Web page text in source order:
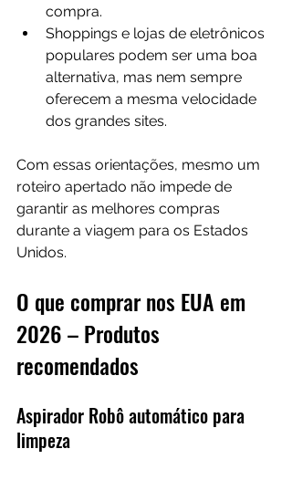
compra.
Shoppings e lojas de eletrônicos
populares podem ser uma boa
alternativa, mas nem sempre
oferecem a mesma velocidade
dos grandes sites.
Com essas orientações, mesmo um
roteiro apertado não impede de
garantir as melhores compras
durante a viagem para os Estados
Unidos.
O que comprar nos EUA em
2026 – Produtos
recomendados
Aspirador Robô automático para
limpeza